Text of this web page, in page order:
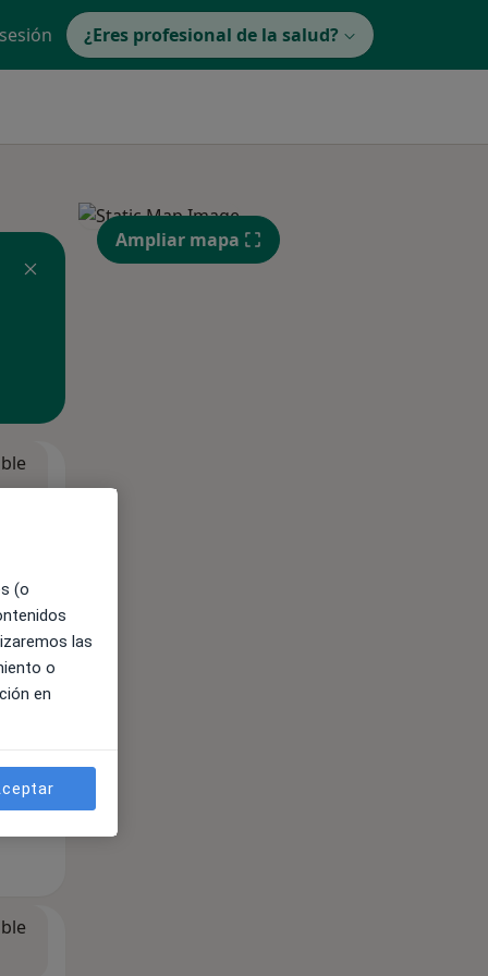
¿Eres profesional de la salud?
Ampliar mapa
(o
las
o
en